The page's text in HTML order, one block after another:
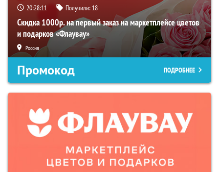
20:28:10 Получили: 18
Скидка 1000р. на первый заказ на маркетплейсе цветов
и подарков «Флаувау»
Россия
Промокод ПОДРОБНЕЕ